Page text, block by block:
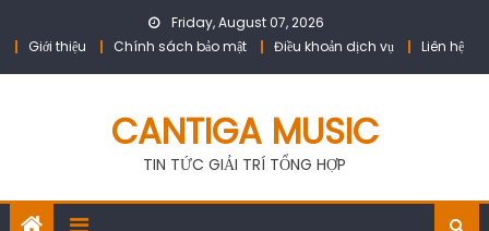
Friday, August 07, 2026
Giới thiệu
Chính sách bảo mật Điều khoản dịch vụ Liên hệ
CANTIGA MUSIC
TIN TỨC GIẢI TRÍ TỔNG HỢP